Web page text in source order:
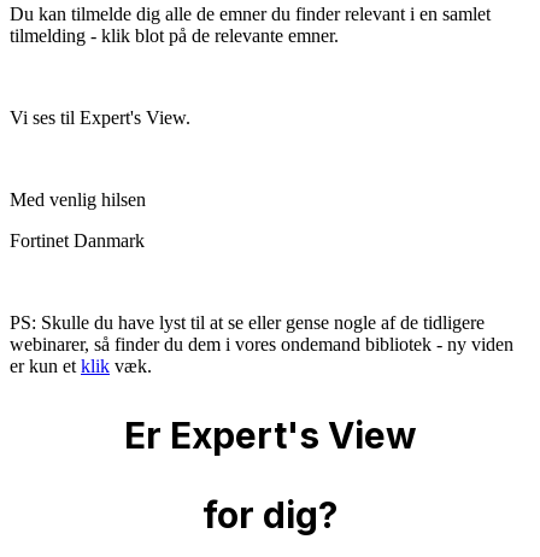
Du kan tilmelde dig alle de emner du finder relevant i en samlet
tilmelding - klik blot på de relevante emner.
Vi ses til Expert's View.
Med venlig hilsen
Fortinet Danmark
PS: Skulle du have lyst til at se eller gense nogle af de tidligere
webinarer, så finder du dem i vores ondemand bibliotek - ny viden
er kun et klik væk.
Er Expert's View
for dig?